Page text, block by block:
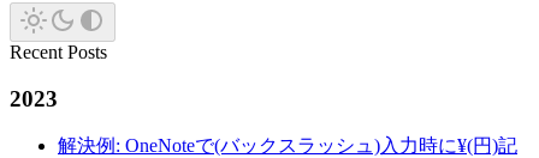
Recent Posts
2023
解決例: OneNoteで(バックスラッシュ)入力時に¥(円)記